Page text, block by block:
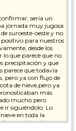
sería un
jornada muy jugosa
suroeste-oeste y no
para nuestros
desde los
que parece que no
precipitación y que
parece que todavía
pero ya con flujo de
de nieve,pero ya
más
mucho pero
ir siguiéndolo. Lo
en toda la
con vistas claras